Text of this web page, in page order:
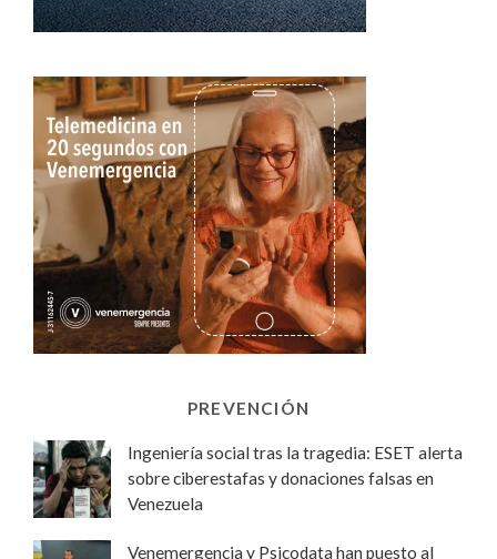
PREVENCIÓN
Ingeniería social tras la tragedia: ESET alerta
sobre ciberestafas y donaciones falsas en
Venezuela
Venemergencia y Psicodata han puesto al